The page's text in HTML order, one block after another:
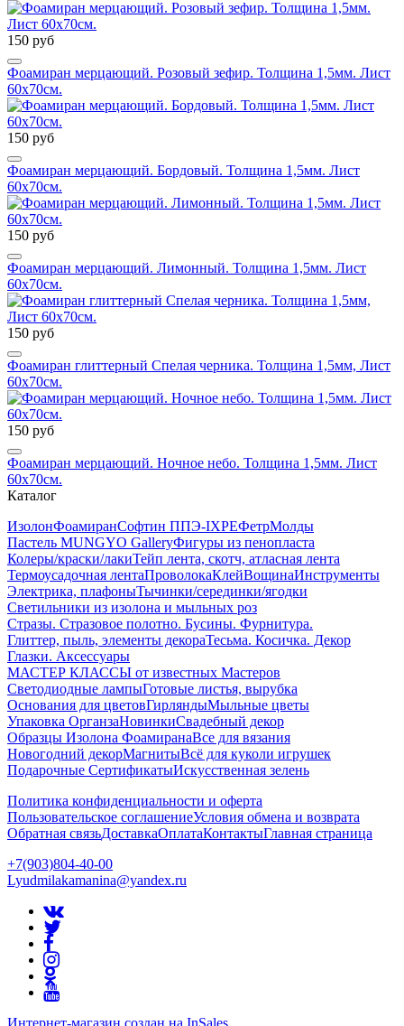
150 руб
Фоамиран мерцающий. Розовый зефир. Толщина 1,5мм. Лист
60х70см.
150 руб
Фоамиран мерцающий. Бордовый. Толщина 1,5мм. Лист
60х70см.
150 руб
Фоамиран мерцающий. Лимонный. Толщина 1,5мм. Лист
60х70см.
150 руб
Фоамиран глиттерный Спелая черника. Толщина 1,5мм, Лист
60х70см.
150 руб
Фоамиран мерцающий. Ночное небо. Толщина 1,5мм. Лист
60х70см.
Каталог
ИзолонФоамиранСофтин ППЭ-IXPEФетрМолды
Пастель MUNGYO GalleryФигуры из пенопласта
Колеры/краски/лакиТейп лента, скотч, атласная лента
Термоусадочная лентаПроволокаКлейВощинаИнструменты
Электрика, плафоныТычинки/серединки/ягодки
Светильники из изолона и мыльных роз
Стразы. Стразовое полотно. Бусины. Фурнитура.
Глиттер, пыль, элементы декораТесьма. Косичка. Декор
Глазки. Аксессуары
МАСТЕР КЛАССЫ от известных Мастеров
Светодиодные лампыГотовые листья, вырубка
Основания для цветовГирляндыМыльные цветы
Упаковка ОрганзаНовинкиСвадебный декор
Образцы Изолона ФоамиранаВсе для вязания
Новогодний декорМагнитыВсё для куколи игрушек
Подарочные СертификатыИскусственная зелень
Политика конфиденциальности и оферта
Пользовательское соглашениеУсловия обмена и возврата
Обратная связьДоставкаОплатаКонтактыГлавная страница
+7(903)804-40-00
Lyudmilakamanina@yandex.ru
Интернет-магазин создан на InSales